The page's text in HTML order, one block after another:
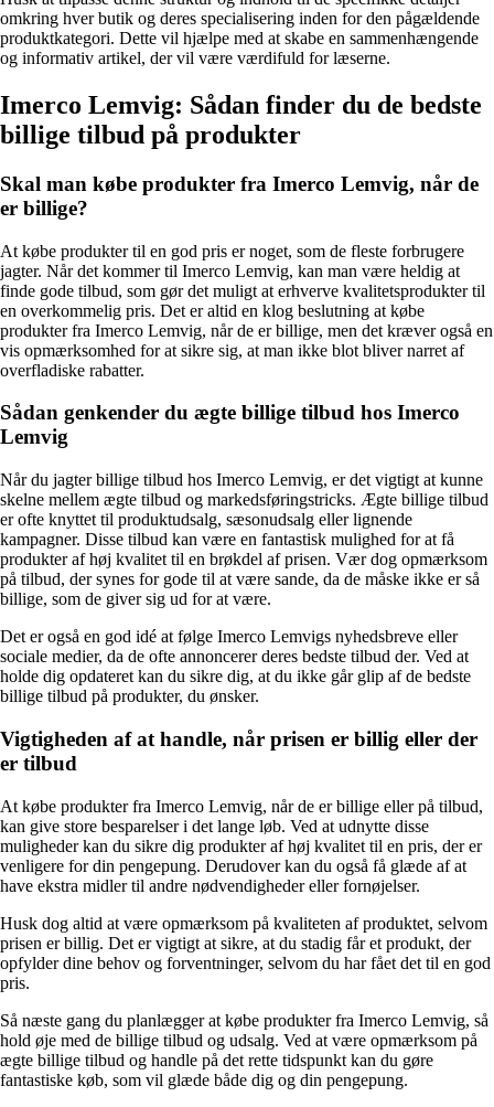
omkring hver butik og deres specialisering inden for den pågældende
produktkategori. Dette vil hjælpe med at skabe en sammenhængende
og informativ artikel, der vil være værdifuld for læserne.
Imerco Lemvig: Sådan finder du de bedste
billige tilbud på produkter
Skal man købe produkter fra Imerco Lemvig, når de
er billige?
At købe produkter til en god pris er noget, som de fleste forbrugere
jagter. Når det kommer til Imerco Lemvig, kan man være heldig at
finde gode tilbud, som gør det muligt at erhverve kvalitetsprodukter til
en overkommelig pris. Det er altid en klog beslutning at købe
produkter fra Imerco Lemvig, når de er billige, men det kræver også en
vis opmærksomhed for at sikre sig, at man ikke blot bliver narret af
overfladiske rabatter.
Sådan genkender du ægte billige tilbud hos Imerco
Lemvig
Når du jagter billige tilbud hos Imerco Lemvig, er det vigtigt at kunne
skelne mellem ægte tilbud og markedsføringstricks. Ægte billige tilbud
er ofte knyttet til produktudsalg, sæsonudsalg eller lignende
kampagner. Disse tilbud kan være en fantastisk mulighed for at få
produkter af høj kvalitet til en brøkdel af prisen. Vær dog opmærksom
på tilbud, der synes for gode til at være sande, da de måske ikke er så
billige, som de giver sig ud for at være.
Det er også en god idé at følge Imerco Lemvigs nyhedsbreve eller
sociale medier, da de ofte annoncerer deres bedste tilbud der. Ved at
holde dig opdateret kan du sikre dig, at du ikke går glip af de bedste
billige tilbud på produkter, du ønsker.
Vigtigheden af at handle, når prisen er billig eller der
er tilbud
At købe produkter fra Imerco Lemvig, når de er billige eller på tilbud,
kan give store besparelser i det lange løb. Ved at udnytte disse
muligheder kan du sikre dig produkter af høj kvalitet til en pris, der er
venligere for din pengepung. Derudover kan du også få glæde af at
have ekstra midler til andre nødvendigheder eller fornøjelser.
Husk dog altid at være opmærksom på kvaliteten af produktet, selvom
prisen er billig. Det er vigtigt at sikre, at du stadig får et produkt, der
opfylder dine behov og forventninger, selvom du har fået det til en god
pris.
Så næste gang du planlægger at købe produkter fra Imerco Lemvig, så
hold øje med de billige tilbud og udsalg. Ved at være opmærksom på
ægte billige tilbud og handle på det rette tidspunkt kan du gøre
fantastiske køb, som vil glæde både dig og din pengepung.